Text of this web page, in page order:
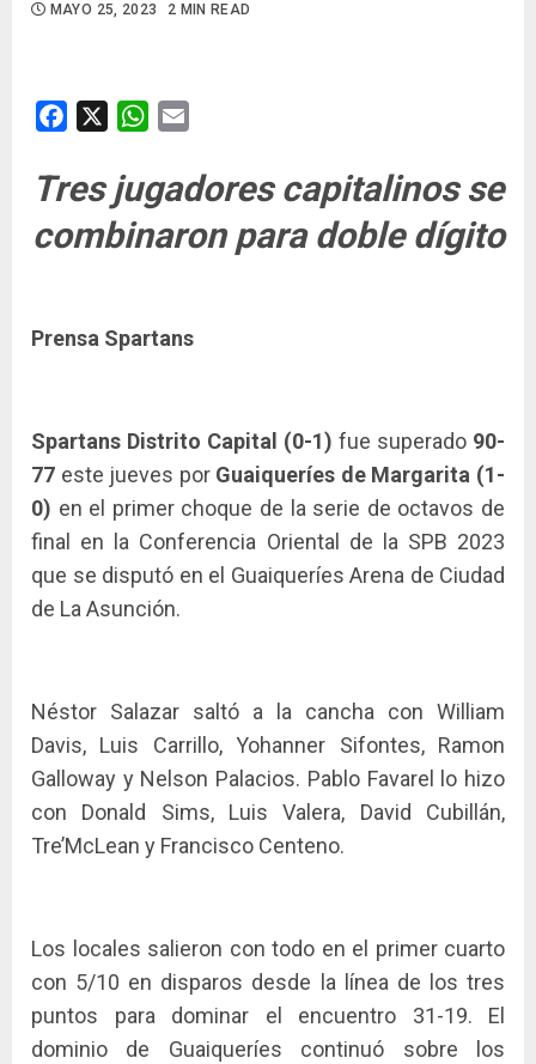
MAYO 25, 2023 2 MIN READ
Facebook WhatsApp
Tres jugadores capitalinos se
combinaron para doble dígito
Prensa Spartans
Spartans Distrito Capital (0-1) fue superado 90-
77 este jueves por Guaiqueríes de Margarita (1-
0) en el primer choque de la serie de octavos de
final en la Conferencia Oriental de la SPB 2023
que se disputó en el Guaiqueríes Arena de Ciudad
de La Asunción.
Néstor Salazar saltó a la cancha con William
Davis, Luis Carrillo, Yohanner Sifontes, Ramon
Galloway y Nelson Palacios. Pablo Favarel lo hizo
con Donald Sims, Luis Valera, David Cubillán,
Tre’McLean y Francisco Centeno.
Los locales salieron con todo en el primer cuarto
con 5/10 en disparos desde la línea de los tres
puntos para dominar el encuentro 31-19. El
dominio de Guaiqueríes continuó sobre los